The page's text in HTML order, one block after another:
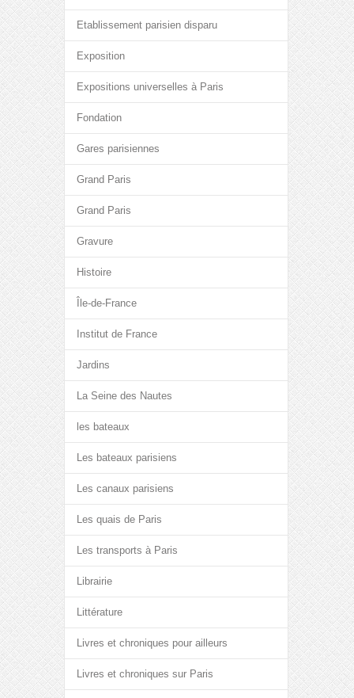
Etablissement parisien disparu
Exposition
Expositions universelles à Paris
Fondation
Gares parisiennes
Grand Paris
Grand Paris
Gravure
Histoire
Île-de-France
Institut de France
Jardins
La Seine des Nautes
les bateaux
Les bateaux parisiens
Les canaux parisiens
Les quais de Paris
Les transports à Paris
Librairie
Littérature
Livres et chroniques pour ailleurs
Livres et chroniques sur Paris